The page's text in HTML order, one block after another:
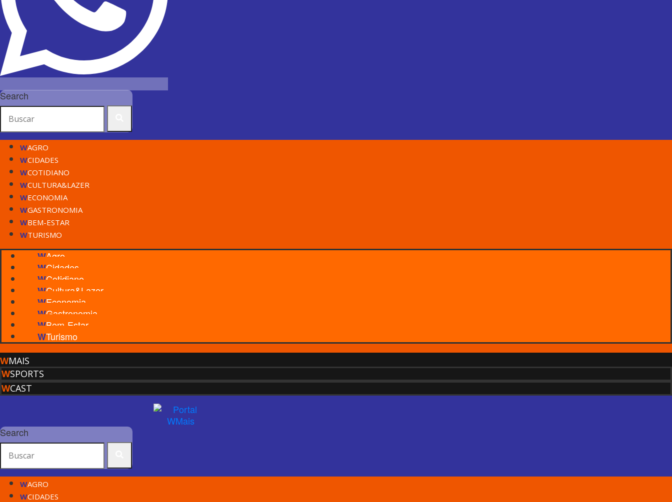
Search
WAGRO
WCIDADES
WCOTIDIANO
WCULTURA&LAZER
WECONOMIA
WGASTRONOMIA
WBEM-ESTAR
WTURISMO
WAgro
WCidades
WCotidiano
WCultura&Lazer
WEconomia
WGastronomia
WBem-Estar
WTurismo
WMAIS
WSPORTS
WCAST
Search
WAGRO
WCIDADES